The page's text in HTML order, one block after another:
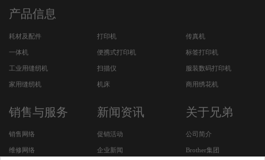
产品信息
耗材及配件 打印机 传真机
一体机 便携式打印机 标签打印机
工业用缝纫机 扫描仪 服装数码打印机
家用缝纫机 机床 商用绣花机
销售与服务
销售网络
维修网络
新闻资讯
促销活动
企业新闻
关于兄弟
公司简介
Brother集团